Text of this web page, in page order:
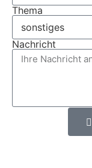
Thema
Nachricht